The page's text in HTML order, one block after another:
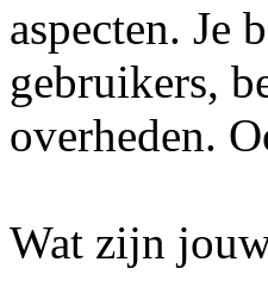
aspecten. Je
gebruikers,
overheden.
Wat zijn